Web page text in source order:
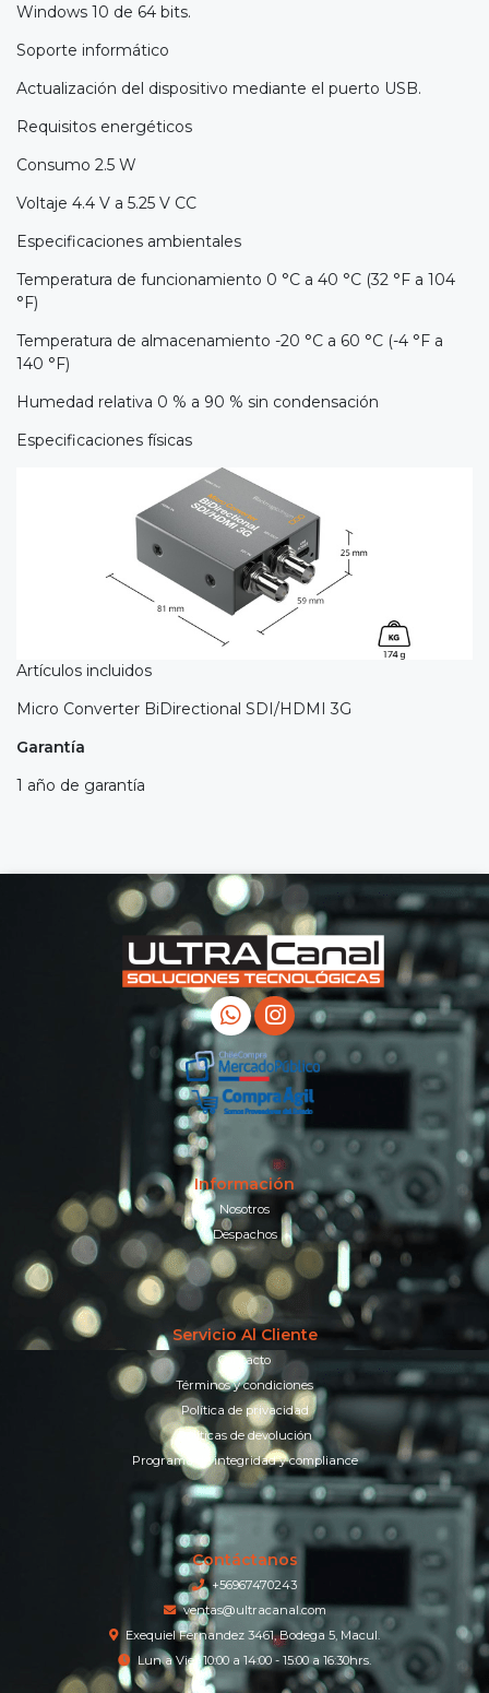
Windows 10 de 64 bits.
Soporte informático
Actualización del dispositivo mediante el puerto USB.
Requisitos energéticos
Consumo 2.5 W
Voltaje 4.4 V a 5.25 V CC
Especificaciones ambientales
Temperatura de funcionamiento 0 °C a 40 °C (32 °F a 104
°F)
Temperatura de almacenamiento -20 °C a 60 °C (-4 °F a
140 °F)
Humedad relativa 0 % a 90 % sin condensación
Especificaciones físicas
Artículos incluidos
Micro Converter BiDirectional SDI/HDMI 3G
Garantía
1 año de garantía
Información
Nosotros
Despachos
Servicio Al Cliente
Contacto
Términos y condiciones
Política de privacidad
Políticas de devolución
Programa de integridad y compliance
Contáctanos
+56967470243
ventas@ultracanal.com
Exequiel Fernandez 3461, Bodega 5, Macul.
Lun a Vier 10:00 a 14:00 - 15:00 a 16:30hrs.